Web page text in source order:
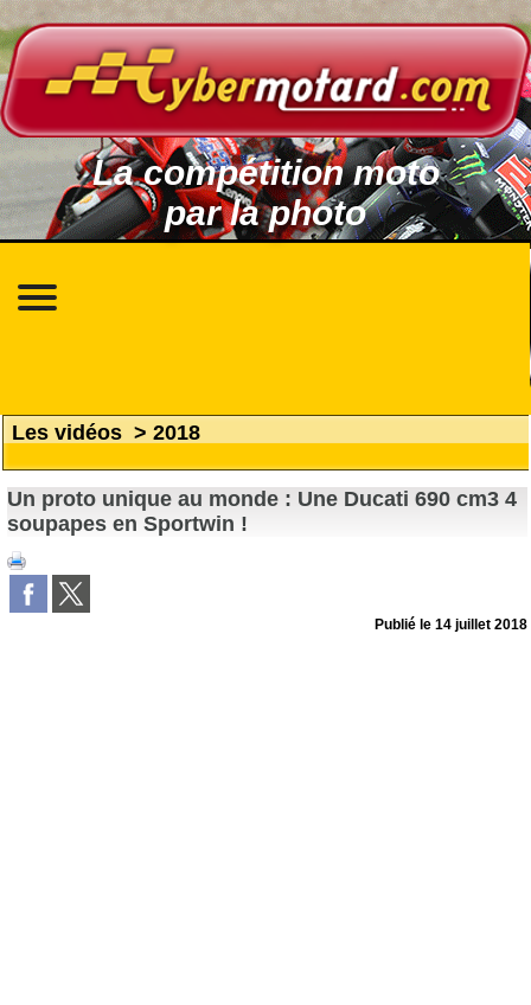
La compétition moto
par la photo
Les vidéos > 2018
Un proto unique au monde : Une Ducati 690 cm3 4
soupapes en Sportwin !
Publié le14 juillet 2018